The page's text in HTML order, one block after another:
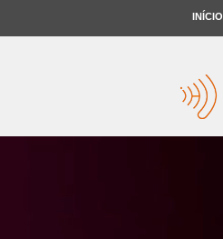
INÍCIO